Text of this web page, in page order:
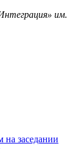
им.
заседании